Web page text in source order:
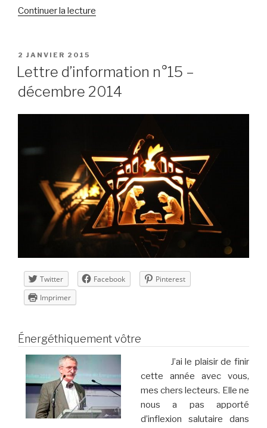
Continuer la lecture
–
2015 »
PUBLIÉ
LE
2 JANVIER 2015
Lettre d’information n°15 –
décembre 2014
Twitter Facebook
Pinterest
Imprimer
Énergéthiquement vôtre
J’ai le plaisir de finir
cette année avec vous,
mes chers lecteurs. Elle ne
nous a pas apporté
d’inflexion salutaire dans